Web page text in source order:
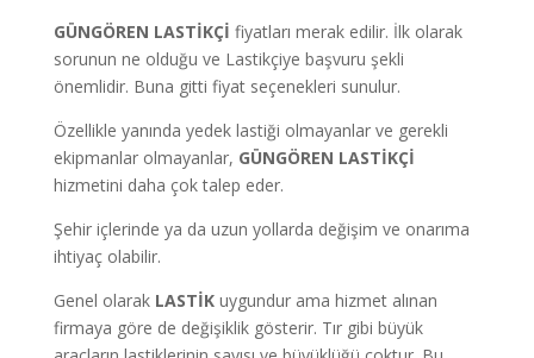
GÜNGÖREN LASTİKÇİ fiyatları merak edilir. İlk olarak
sorunun ne olduğu ve Lastikçiye başvuru şekli
önemlidir. Buna gitti fiyat seçenekleri sunulur.
Özellikle yanında yedek lastiği olmayanlar ve gerekli
ekipmanlar olmayanlar, GÜNGÖREN LASTİKÇİ
hizmetini daha çok talep eder.
Şehir içlerinde ya da uzun yollarda değişim ve onarıma
ihtiyaç olabilir.
Genel olarak LASTİK uygundur ama hizmet alınan
firmaya göre de değişiklik gösterir. Tır gibi büyük